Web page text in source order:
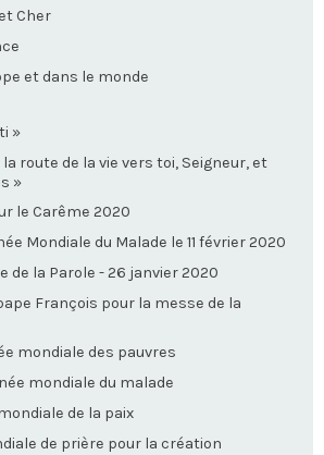
Cher
et dans le monde
»
route de la vie vers toi, Seigneur, et
»
le Carême 2020
Mondiale du Malade le 11 février 2020
de la Parole - 26 janvier 2020
François pour la messe de la
mondiale des pauvres
mondiale du malade
de la paix
de prière pour la création